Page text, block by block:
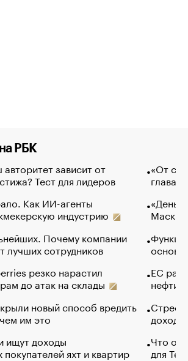
РБК
зависит от
Тест для лидеров
Как ИИ-агенты
индустрию
Почему компании
лучших сотрудников
резко нарастил
до атак на склады
новый способ вредить
им это
ищут доходы
яхт и квартир
«От
глава
Маск в
основ
ЕС
нефти
Что
для